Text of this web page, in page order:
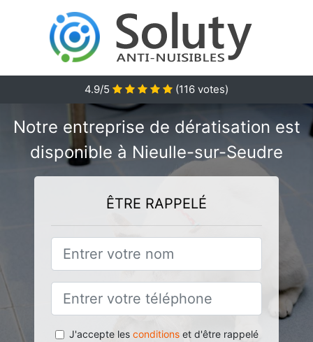
4.9/5 (116 votes)
Notre entreprise de dératisation est
disponible à Nieulle-sur-Seudre
ÊTRE RAPPELÉ
J'accepte les conditionset d'être rappelé